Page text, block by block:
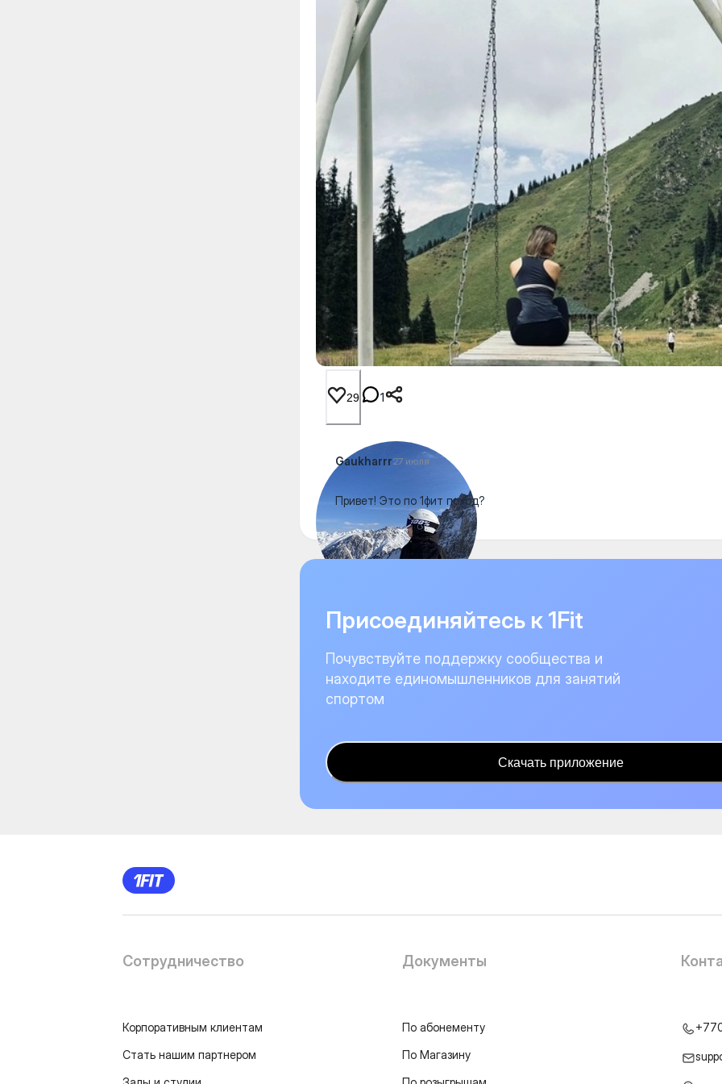
29 1
Gaukharrr27 июля
Привет! Это по 1фит поход?
Присоединяйтесь к 1Fit
Почувствуйте поддержку сообщества и
находите единомышленников для занятий
спортом
Скачать приложение
Сотрудничество
Корпоративным клиентам
Стать нашим партнером
Документы
По абонементу
По Магазину